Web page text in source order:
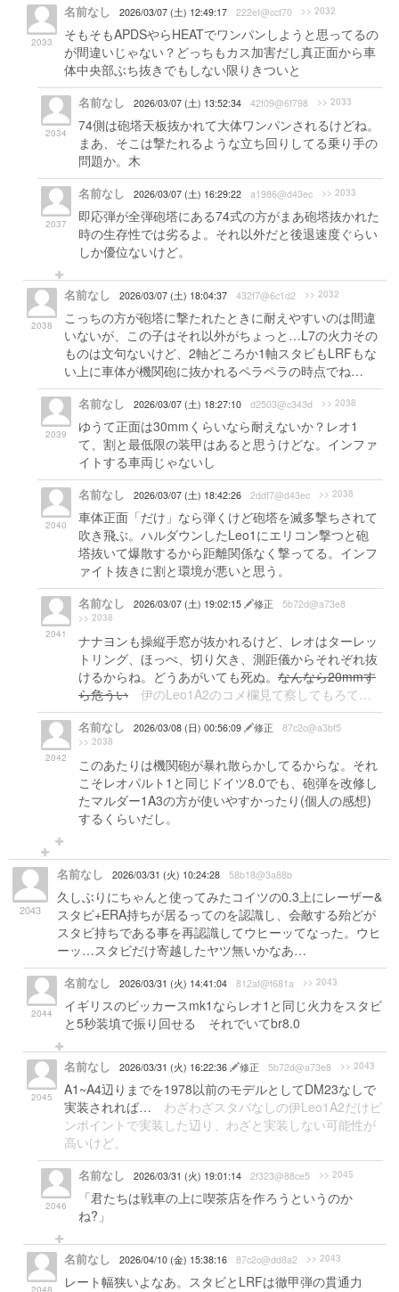
2033
名前なし 2026/03/07 (土) 12:49:17 222ef@ccf70 >> 2032
そもそもAPDSやらHEATでワンパンしようと思ってるの
が間違いじゃない？どっちもカス加害だし真正面から車
体中央部ぶち抜きでもしない限りきついと
2034
名前なし 2026/03/07 (土) 13:52:34 42f09@6f798 >> 2033
74側は砲塔天板抜かれて大体ワンパンされるけどね。
まあ、そこは撃たれるような立ち回りしてる乗り手の
問題か。木
2037
名前なし 2026/03/07 (土) 16:29:22 a1986@d43ec >> 2033
即応弾が全弾砲塔にある74式の方がまあ砲塔抜かれた
時の生存性では劣るよ。それ以外だと後退速度ぐらい
しか優位ないけど。
2038
名前なし 2026/03/07 (土) 18:04:37 432f7@6c1d2 >> 2032
こっちの方が砲塔に撃たれたときに耐えやすいのは間違
いないが、この子はそれ以外がちょっと…L7の火力その
ものは文句ないけど、2軸どころか1軸スタビもLRFもな
い上に車体が機関砲に抜かれるペラペラの時点でね…
2039
名前なし 2026/03/07 (土) 18:27:10 d2503@c343d >> 2038
ゆうて正面は30mmくらいなら耐えないか？レオ1
て、割と最低限の装甲はあると思うけどな。インファ
イトする車両じゃないし
2040
名前なし 2026/03/07 (土) 18:42:26 2ddf7@d43ec >> 2038
車体正面「だけ」なら弾くけど砲塔を滅多撃ちされて
吹き飛ぶ。ハルダウンしたLeo1にエリコン撃つと砲
塔抜いて爆散するから距離関係なく撃ってる。インフ
ァイト抜きに割と環境が悪いと思う。
2041
名前なし 2026/03/07 (土) 19:02:15 修正 5b72d@a73e8
>> 2038
ナナヨンも操縦手窓が抜かれるけど、レオはターレッ
トリング、ほっぺ、切り欠き、測距儀からそれぞれ抜
けるからね。どうあがいても死ぬ。 なんなら20mmす
ら危うい
伊のLeo1A2のコメ欄見て察してもろて…
2042
名前なし 2026/03/08 (日) 00:56:09 修正 87c2c@a3bf5
>> 2038
このあたりは機関砲が暴れ散らかしてるからな。それ
こそレオパルト1と同じドイツ8.0でも、砲弾を改修し
たマルダー1A3の方が使いやすかったり(個人の感想)
するくらいだし。
2043
名前なし 2026/03/31 (火) 10:24:28 58b18@3a88b
久しぶりにちゃんと使ってみたコイツの0.3上にレーザー&
スタビ+ERA持ちが居るってのを認識し、会敵する殆どが
スタビ持ちである事を再認識してウヒーッてなった。ウヒ
ーッ…スタビだけ寄越したヤツ無いかなあ…
2044
名前なし 2026/03/31 (火) 14:41:04 812af@f681a >> 2043
イギリスのビッカースmk1ならレオ1と同じ火力をスタビ
と5秒装填で振り回せる それでいてbr8.0
2045
名前なし 2026/03/31 (火) 16:22:36 修正 5b72d@a73e8 >> 2043
A1~A4辺りまでを1978以前のモデルとしてDM23なしで
実装されれば… わざわざスタバなしの伊Leo1A2だけピ
ンポイントで実装した辺り、わざと実装しない可能性が
高いけど。
2046
名前なし 2026/03/31 (火) 19:01:14 2f323@88ce5 >> 2045
「君たちは戦車の上に喫茶店を作ろうというのか
ね?」
2048
名前なし 2026/04/10 (金) 15:38:16 87c2c@dd8a2 >> 2043
レート幅狭いよなあ。スタビとLRFは徹甲弾の貫通力